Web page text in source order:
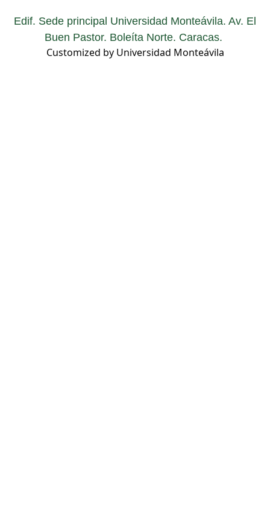
Edif. Sede principal Universidad Monteávila. Av. El
Buen Pastor. Boleíta Norte. Caracas.
Customized by Universidad Monteávila